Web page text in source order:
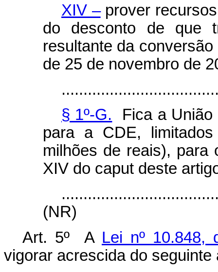
XIV –prover
do desconto de que
resultante da
de 25 de novembro de
§ 1º-G. Fica a União
para a CDE,
milhões de reais),
XIV do caput deste
(NR)
Art. 5º A Lei nº 10.848,
vigorar acrescida do seguinte